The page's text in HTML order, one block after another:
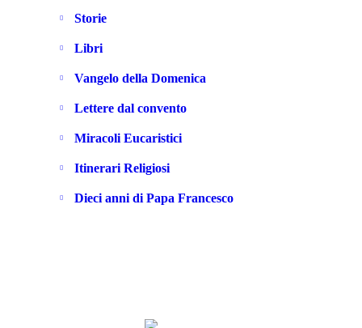
Storie
Libri
Vangelo della Domenica
Lettere dal convento
Miracoli Eucaristici
Itinerari Religiosi
Dieci anni di Papa Francesco